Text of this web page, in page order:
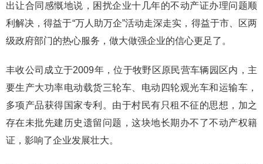
出让合同感慨地说，困扰企业十几年的不动产证办理问题顺
利解决，得益于“万人助万企”活动走深走实，得益于市、区两
级政府部门的热心服务，做大做强企业的信心更足了。
丰收公司成立于2009年，位于牧野区原民营车辆园区内，主
要生产大功率电动载货三轮车、电动四轮观光车和运输车，
多项产品获得国家专利。由于村民有只租不征的思想，加之
存在未批先建历史遗留问题，这块地长期办不了不动产权籍
证，影响了企业发展壮大。